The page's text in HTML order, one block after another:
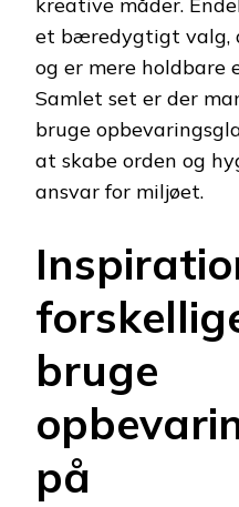
et bæredygtigt valg,
og er mere holdbare
Samlet set er der
bruge
at skabe orden og
ansvar for miljøet.
bruge
på